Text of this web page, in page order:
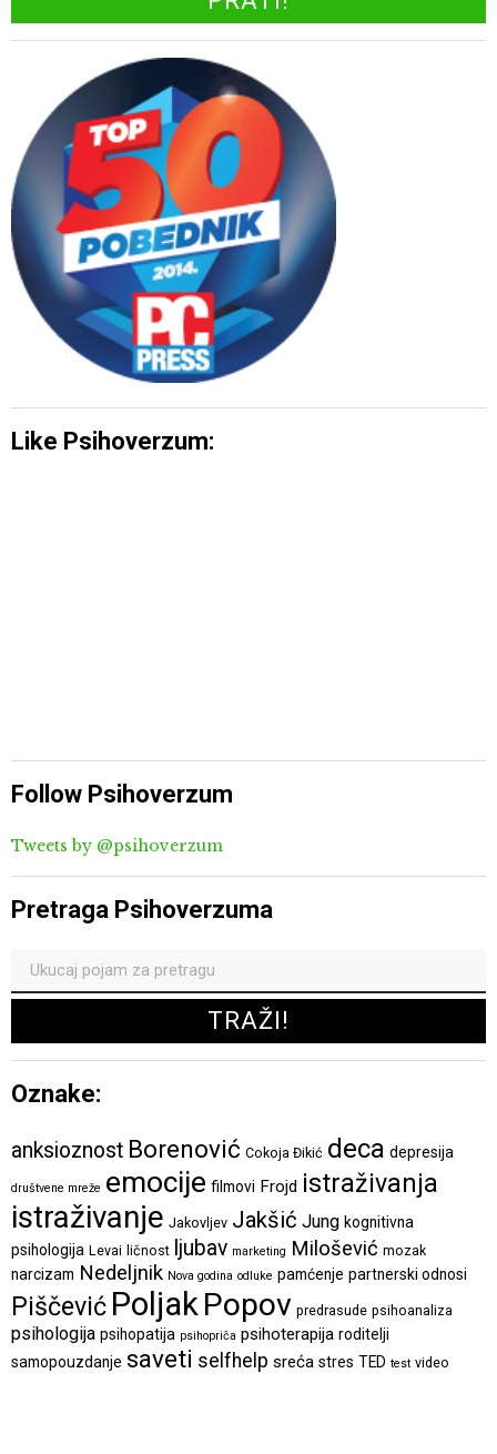
Like Psihoverzum:
Follow Psihoverzum
Tweets by @psihoverzum
Pretraga Psihoverzuma
Oznake:
anksioznost Borenović Cokoja Đikić deca depresija
društvene mreže emocije filmovi Frojd istraživanja
istraživanje Jakovljev Jakšić Jung kognitivna
psihologija Levai ličnost ljubav marketing Milošević mozak
narcizam Nedeljnik Nova godina odluke pamćenje partnerski odnosi
Piščević PoljakPopov predrasude psihoanaliza
psihologija psihopatija psihopriča psihoterapija roditelji
samopouzdanje saveti selfhelp sreća stres TED test video